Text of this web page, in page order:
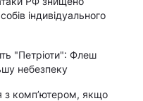
індивідуального
"Петріоти": Флеш
небезпеку
з комп’ютером, якщо